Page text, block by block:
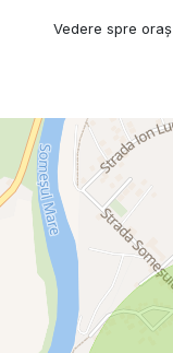
Vedere spre oraș